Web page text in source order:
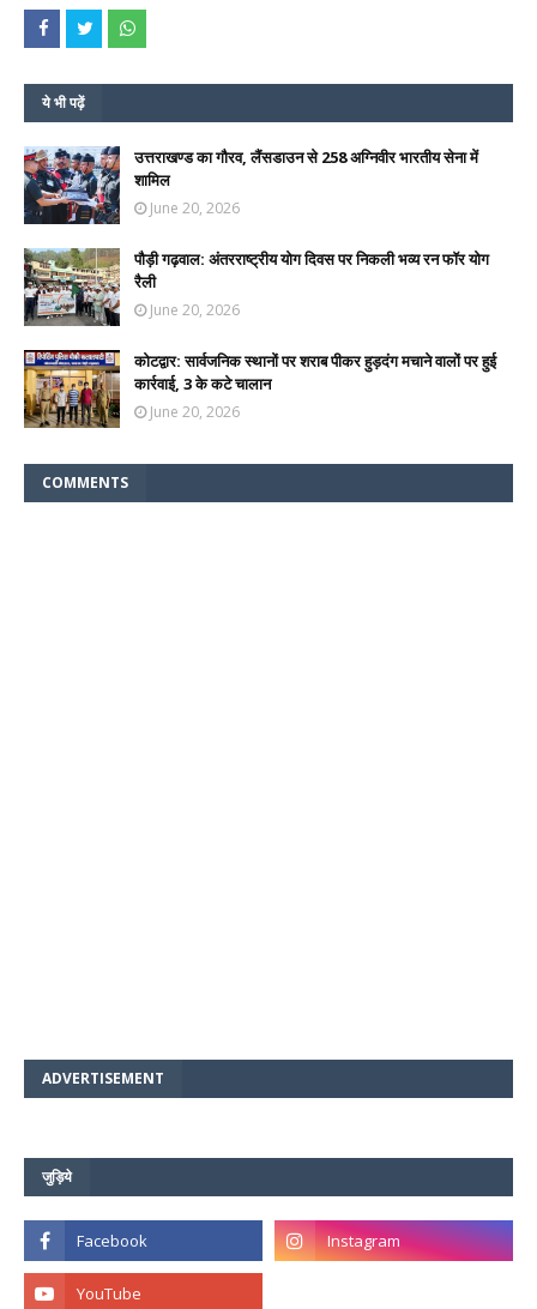
ये भी पढ़ें
उत्तराखण्ड का गौरव, लैंसडाउन से 258 अग्निवीर भारतीय सेना में
शामिल
June 20, 2026
पौड़ी गढ़वाल: अंतरराष्ट्रीय योग दिवस पर निकली भव्य रन फॉर योग
रैली
June 20, 2026
कोटद्वार: सार्वजनिक स्थानों पर शराब पीकर हुड़दंग मचाने वालों पर हुई
कार्रवाई, 3 के कटे चालान
June 20, 2026
COMMENTS
ADVERTISEMENT
जुड़िये